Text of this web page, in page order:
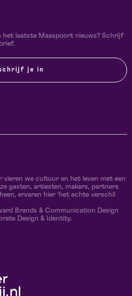
het laatste Maaspoort nieuws? Schrijf
je in
vieren we cultuur en het leven met een
gasten, artiesten, makers, partners
ervaren hier ‘het echte verschil
Brands & Communication Design
Design & Identity.